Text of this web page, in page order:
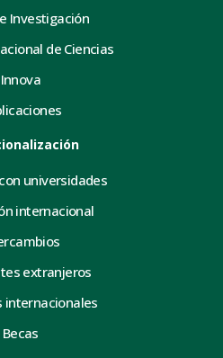
Investigación
de Ciencias
Innova
universidades
internacional
extranjeros
internacionales
Becas